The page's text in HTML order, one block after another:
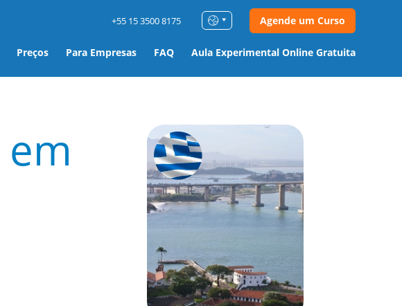
Preços Para Empresas FAQ Aula Experimental Online Gratuita
+55 15 3500 8175 Agende um Curso
em